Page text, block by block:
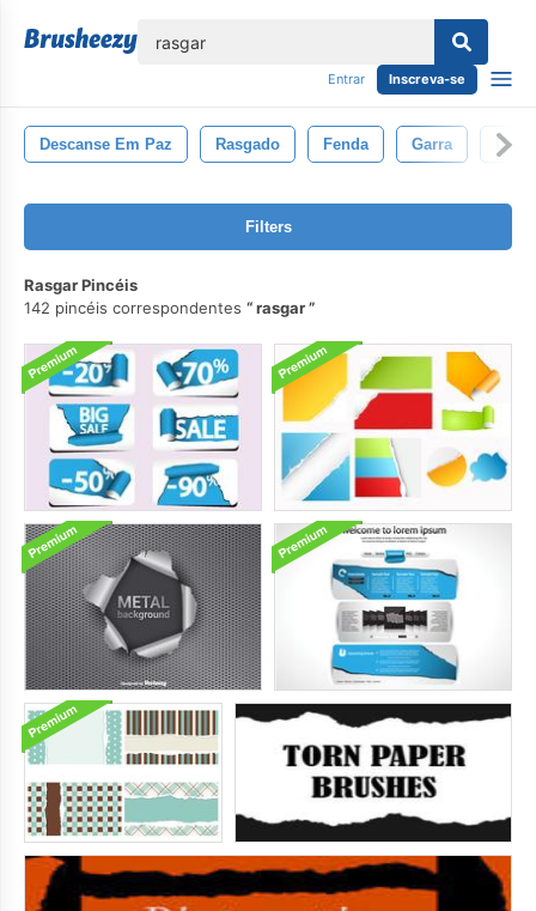
Entrar Inscreva-se
Descanse Em Paz Rasgado Fenda Garra
Filters
Rasgar Pincéis
142 pincéis correspondentes
rasgar